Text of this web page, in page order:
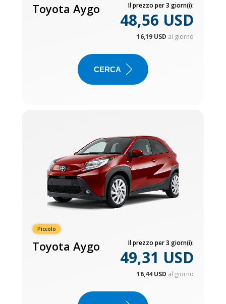
Toyota Aygo Il prezzo per 3 giorn(i):
48,56 USD
16,19 USD al giorno
CERCA
Piccolo
Toyota Aygo Il prezzo per 3 giorn(i):
49,31 USD
16,44 USD al giorno